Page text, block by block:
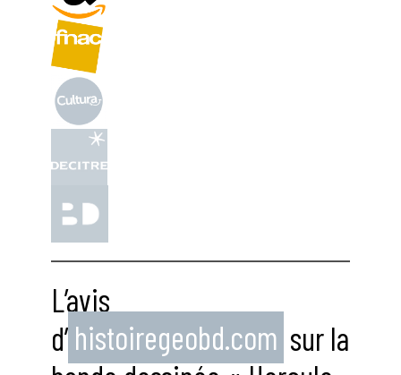
L’avis
d’ histoiregeobd.com sur la